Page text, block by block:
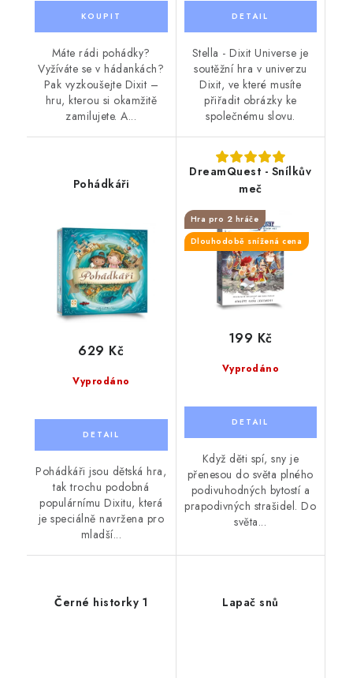
Máte rádi pohádky?
Vyžíváte se v hádankách?
Pak vyzkoušejte Dixit –
hru, kterou si okamžitě
zamilujete. A...
Stella - Dixit Universe je
soutěžní hra v univerzu
Dixit, ve které musíte
přiřadit obrázky ke
společnému slovu.
Pohádkáři
Vyprodáno
629 Kč
Pohádkáři jsou dětská hra,
tak trochu podobná
populárnímu Dixitu, která
je speciálně navržena pro
mladší...
DreamQuest - Snílkův
meč
Hra pro 2 hráče
Dlouhodobě snížená cena
Vyprodáno
199 Kč
Když děti spí, sny je
přenesou do světa plného
podivuhodných bytostí a
prapodivných strašidel. Do
světa...
Černé historky 1 Lapač snů